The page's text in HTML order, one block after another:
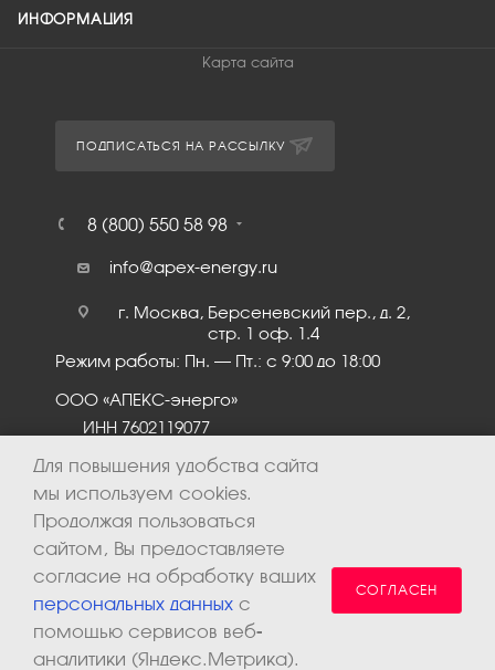
ИНФОРМАЦИЯ
Карта сайта
ПОДПИСАТЬСЯ НА РАССЫЛКУ
8 (800) 550 58 98
info@apex-energy.ru
г. Москва, Берсеневский пер., д. 2,
стр. 1 оф. 1.4
Режим работы: Пн. – Пт.: с 9:00 до 18:00
ООО «АПЕКС-энерго»
ИНН 7602119077
Для повышения удобства сайта
мы используем cookies.
Продолжая пользоваться
сайтом, Вы предоставляете
согласие на обработку ваших
персональных данных с
помощью сервисов веб-
аналитики (Яндекс.Метрика).
СОГЛАСЕН